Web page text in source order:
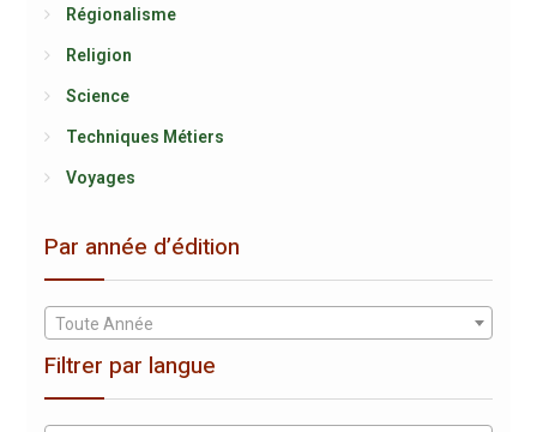
Régionalisme
Religion
Science
Techniques Métiers
Voyages
Par année d’édition
Toute Année
Filtrer par langue